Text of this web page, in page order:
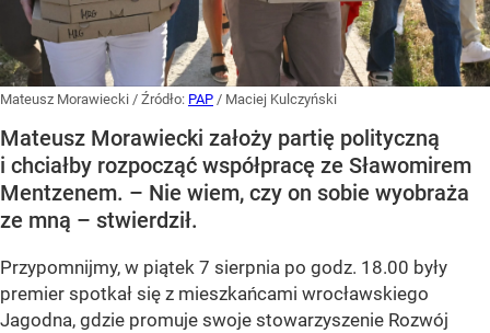
Mateusz Morawiecki / Źródło: PAP / Maciej Kulczyński
Mateusz Morawiecki założy partię polityczną
i chciałby rozpocząć współpracę ze Sławomirem
Mentzenem. – Nie wiem, czy on sobie wyobraża
ze mną – stwierdził.
Przypomnijmy, w piątek 7 sierpnia po godz. 18.00 były
premier spotkał się z mieszkańcami wrocławskiego
Jagodna, gdzie promuje swoje stowarzyszenie Rozwój